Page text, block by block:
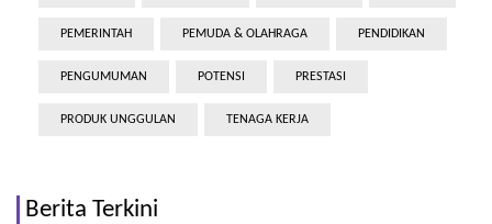
PEMERINTAH PEMUDA & OLAHRAGA PENDIDIKAN
PENGUMUMAN POTENSI PRESTASI
PRODUK UNGGULAN TENAGA KERJA
Berita Terkini